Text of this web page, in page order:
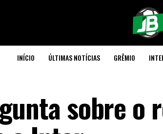
INÍCIO ÚLTIMAS NOTÍCIAS GRÊMIO
sobre o